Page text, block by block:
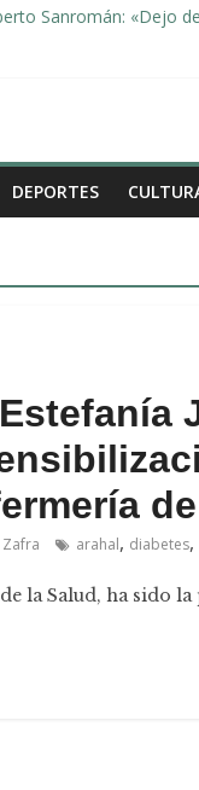
Sanromán: «Dejo
DEPORTES
arahal, diabetes,
la Salud, ha sido